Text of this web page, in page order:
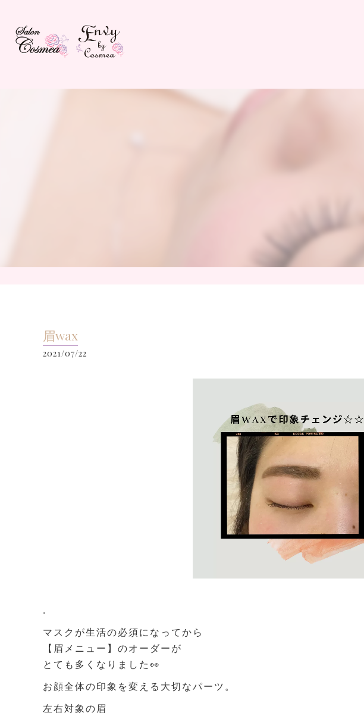
眉wax
2021/07/22
.
マスクが生活の必須になってから
【眉メニュー】のオーダーが
とても多くなりました👀
お顔全体の印象を変える大切なパーツ。
左右対象の眉